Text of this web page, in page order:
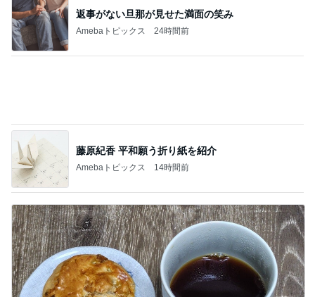
團十郎 看病を終え向かった場所
Amebaトピックス 11時間前
神がかってる掃除機
Amebaトピックス 2時間前